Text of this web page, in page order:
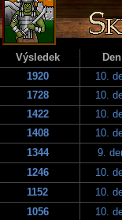
Výsledek
Den
1920
10.
1728
10.
1422
10.
1408
10.
1344
9.
1246
10.
1152
10.
1056
10.